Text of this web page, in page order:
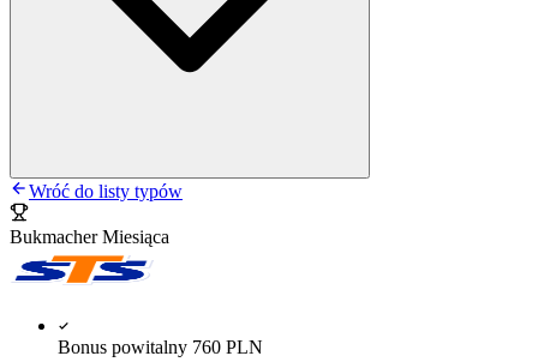
Wróć do listy typów
Bukmacher Miesiąca
Bonus powitalny 760 PLN